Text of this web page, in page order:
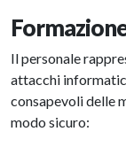
Il personale
attacchi
consapevoli delle
modo sicuro: